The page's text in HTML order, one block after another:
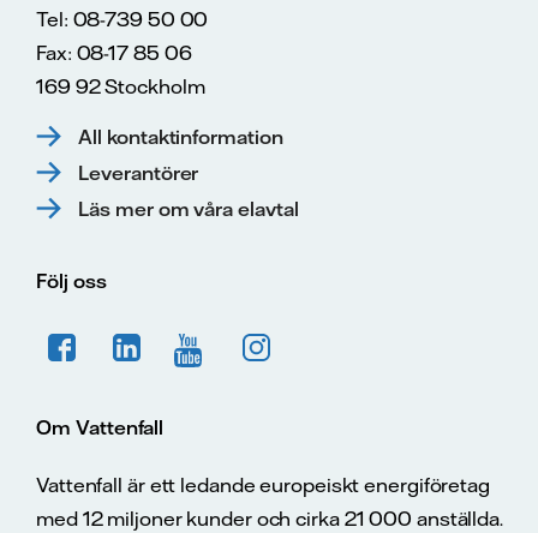
Tel: 08-739 50 00
Fax: 08-17 85 06
169 92 Stockholm
All kontaktinformation
Leverantörer
Läs mer om våra elavtal
Följ oss
Om Vattenfall
Vattenfall är ett ledande europeiskt energiföretag
med 12 miljoner kunder och cirka 21 000 anställda.